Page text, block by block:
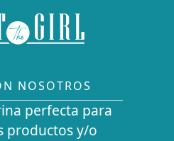
NOSOTROS
perfecta para
productos y/o